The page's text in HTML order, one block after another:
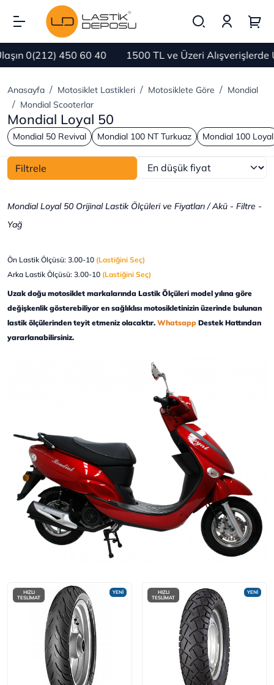
0(212) 450 60 40 1500 TL ve Üzeri Alışverişlerde
Anasayfa Motosiklet Lastikleri Motosiklete Göre
Mondial
Mondial Scooterlar
Mondial Loyal 50
Mondial 50 Revival Mondial 100 NT Turkuaz Mondial 100 Loyal
Filtrele
Mondial Loyal 50 Orijinal Lastik Ölçüleri ve Fiyatları / Akü - Filtre -
Yağ
Ön Lastik Ölçüsü: 3.00-10 (Lastiğini Seç)
Arka Lastik Ölçüsü: 3.00-10 (Lastiğini Seç)
Uzak doğu motosiklet markalarında Lastik Ölçüleri model yılına göre
değişkenlik gösterebiliyor en sağlıklısı motosikletinizin üzerinde bulunan
lastik ölçülerinden teyit etmeniz olacaktır. Whatsapp Destek Hattından
yararlanabilirsiniz.
YENİ
HIZLI
TESLİMAT
YENİ
HIZLI
TESLİMAT